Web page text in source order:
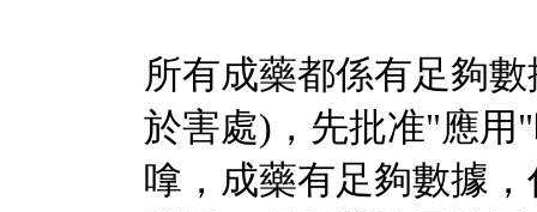
所有成藥都係有足夠
於害處)，先批准"應用
嗱，成藥有足夠數據